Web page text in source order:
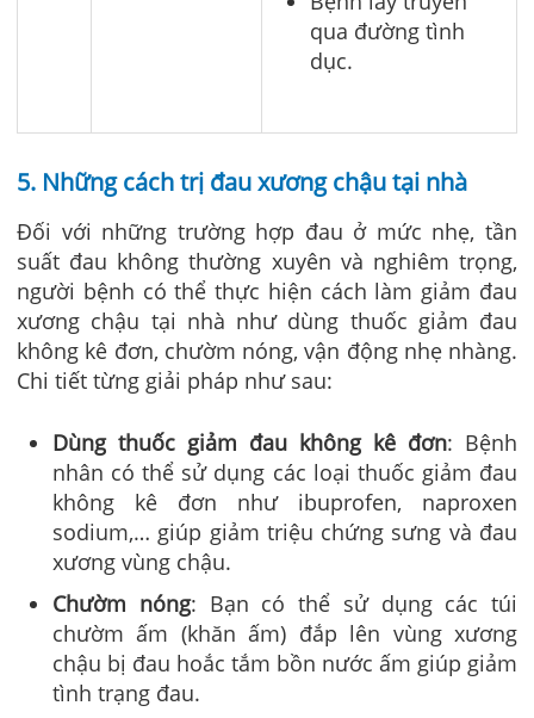
qua đường tình
dục.
5. Những cách trị đau xương chậu tại nhà
Đối với những trường hợp đau ở mức nhẹ, tần
suất đau không thường xuyên và nghiêm trọng,
người bệnh có thể thực hiện cách làm giảm đau
xương chậu tại nhà như dùng thuốc giảm đau
không kê đơn, chườm nóng, vận động nhẹ nhàng.
Chi tiết từng giải pháp như sau:
Dùng thuốc giảm đau không kê đơn: Bệnh
nhân có thể sử dụng các loại thuốc giảm đau
không kê đơn như ibuprofen, naproxen
sodium,… giúp giảm triệu chứng sưng và đau
xương vùng chậu.
Chườm nóng: Bạn có thể sử dụng các túi
chườm ấm (khăn ấm) đắp lên vùng xương
chậu bị đau hoắc tắm bồn nước ấm giúp giảm
tình trạng đau.